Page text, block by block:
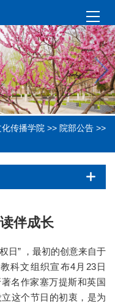
传播学院 >> 院部公告 >>
伴成长
” ，最初的创意来自于
科文组织宣布4月23日
名作家塞万提斯和英国
这个节日的初衷，是为